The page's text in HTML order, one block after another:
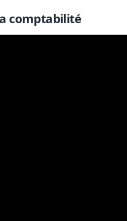
comptabilité